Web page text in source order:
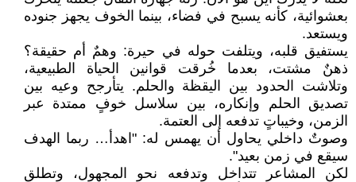
بعشوائية، كأنه يسبح في فضاء، بينما الخوف يجهز جنوده
ويستعد.
يستفيق قلبه، ويتلفت حوله في حيرة: وهمٌ أم حقيقة؟
ذهنٌ مشتت، بعدما خُرقت قوانين الحياة الطبيعية،
وتلاشت الحدود بين اليقظة والحلم. يتأرجح وعيه بين
تصديق الحلم وإنكاره، بين سلاسل خوفٍ ممتدة عبر
الزمن، وخيباتٍ تدفعه إلى العتمة.
وصوتٌ داخلي يحاول أن يهمس له: "اهدأ… ربما الهدف
سيقع في زمن بعيد".
لكن المشاعر تتداخل وتدفعه نحو المجهول، وتطلق